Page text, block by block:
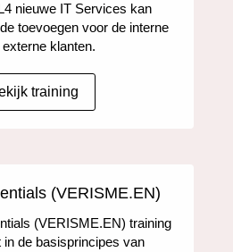
nieuwe IT Services kan
toevoegen voor de interne
klanten.
training
(VERISME.EN)
(VERISME.EN) training
in de basisprincipes van